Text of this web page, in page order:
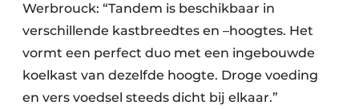
Werbrouck: “Tandem is beschikbaar in
verschillende kastbreedtes en –hoogtes. Het
vormt een perfect duo met een ingebouwde
koelkast van dezelfde hoogte. Droge voeding
en vers voedsel steeds dicht bij elkaar.”